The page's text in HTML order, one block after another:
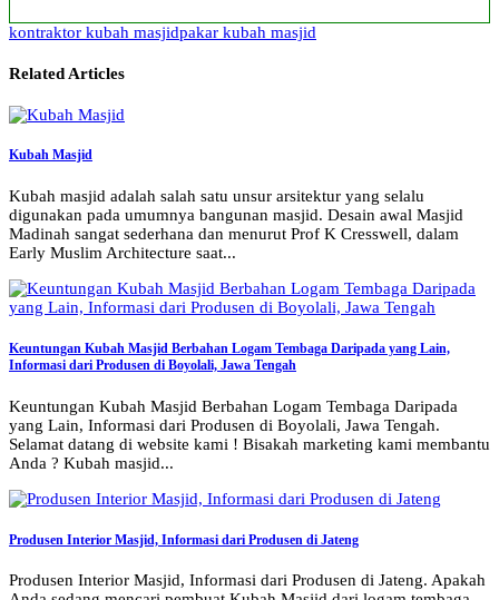
kontraktor kubah masjidpakar kubah masjid
Related Articles
Kubah Masjid
Kubah masjid adalah salah satu unsur arsitektur yang selalu
digunakan pada umumnya bangunan masjid. Desain awal Masjid
Madinah sangat sederhana dan menurut Prof K Cresswell, dalam
Early Muslim Architecture saat...
Keuntungan Kubah Masjid Berbahan Logam Tembaga Daripada yang Lain,
Informasi dari Produsen di Boyolali, Jawa Tengah
Keuntungan Kubah Masjid Berbahan Logam Tembaga Daripada
yang Lain, Informasi dari Produsen di Boyolali, Jawa Tengah.
Selamat datang di website kami ! Bisakah marketing kami membantu
Anda ? Kubah masjid...
Produsen Interior Masjid, Informasi dari Produsen di Jateng
Produsen Interior Masjid, Informasi dari Produsen di Jateng. Apakah